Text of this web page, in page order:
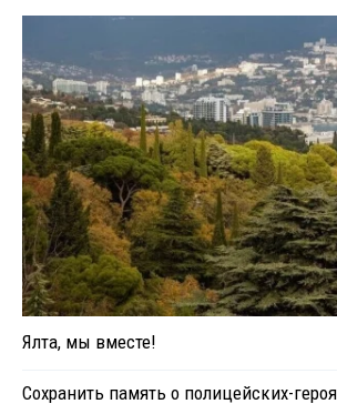
Ялта, мы вместе!
Сохранить память о полицейских-